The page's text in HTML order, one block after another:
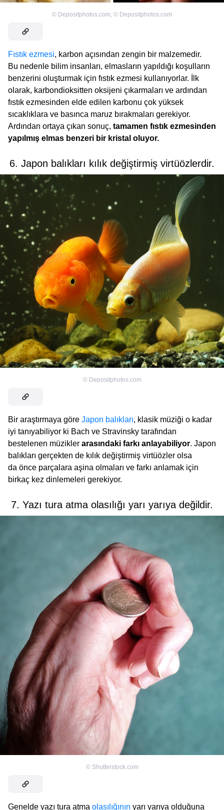
© Depositphotos.com, © Depositphotos.com
Fıstık ezmesi, karbon açısından zengin bir malzemedir.
Bu nedenle bilim insanları, elmasların yapıldığı koşulların
benzerini oluşturmak için fıstık ezmesi kullanıyorlar. İlk
olarak, karbondioksitten oksijeni çıkarmaları ve ardından
fıstık ezmesinden elde edilen karbonu çok yüksek
sıcaklıklara ve basınca maruz bırakmaları gerekiyor.
Ardından ortaya çıkan sonuç, tamamen fıstık ezmesinden
yapılmış elmas benzeri bir kristal oluyor.
6. Japon balıkları kılık değiştirmiş virtüözlerdir.
© Depositphotos.com
Bir araştırmaya göre Japon balıkları, klasik müziği o kadar
iyi tanıyabiliyor ki Bach ve Stravinsky tarafından
bestelenen müzikler arasındaki farkı anlayabiliyor. Japon
balıkları gerçekten de kılık değiştirmiş virtüözler olsa
da önce parçalara aşina olmaları ve farkı anlamak için
birkaç kez dinlemeleri gerekiyor.
7. Yazı tura atma olasılığı yarı yarıya değildir.
© Shutterstock.com
Genelde yazı tura atma olasılığının yarı yarıya olduğuna